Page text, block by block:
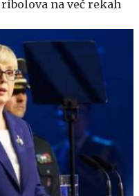
na več rekah